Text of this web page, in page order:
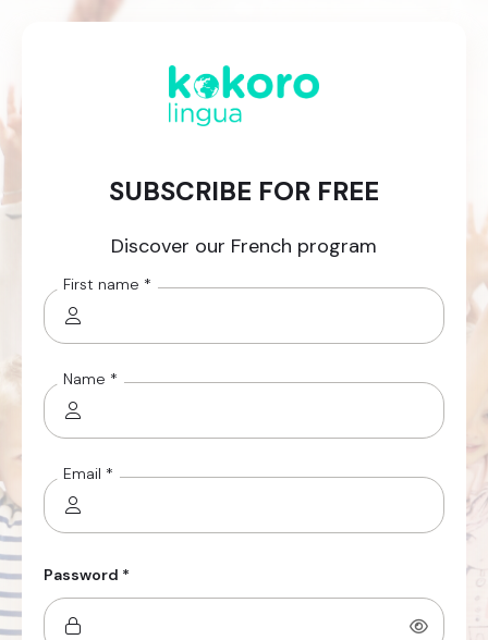
SUBSCRIBE FOR FREE
Discover our French program
First name *
Name *
Email *
Password *